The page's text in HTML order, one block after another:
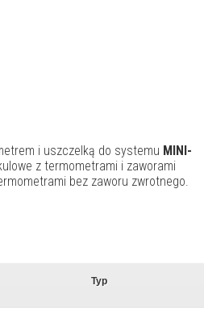
i uszczelką do systemu MINI-
z termometrami i zaworami
bez zaworu zwrotnego.
Typ